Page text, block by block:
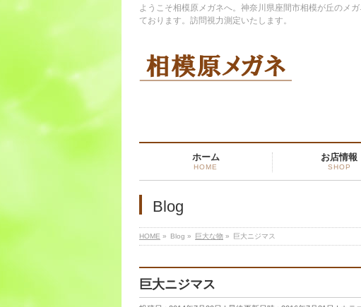
ようこそ相模原メガネへ。神奈川県座間市相模が丘のメ
ております。訪問視力測定いたします。
ホーム
HOME
お店情報
SHOP
Blog
HOME » Blog » 巨大な物 » 巨大ニジマス
巨大ニジマス